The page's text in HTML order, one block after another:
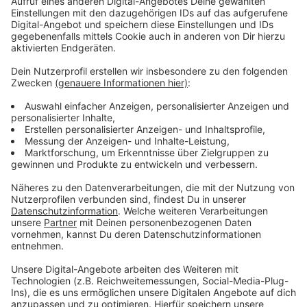
Anzeige
Unsere Herbst-Comedy mit Lisa Feller
"Herbst Dich nicht so!"
So heißt unsere neue Serie von und mit Lisa Feller, die
uns diesen Herbst lustig machen wird. Lisa lässt dabei
falschen Klamotten, Diäten und Mücken im Herbst,
oder Backen und Kürbisse schnitzen. Lisa geht mit
täglich uns locker durch den Herbst.
Anzeige
Lisa Feller mit Programm auf Tour